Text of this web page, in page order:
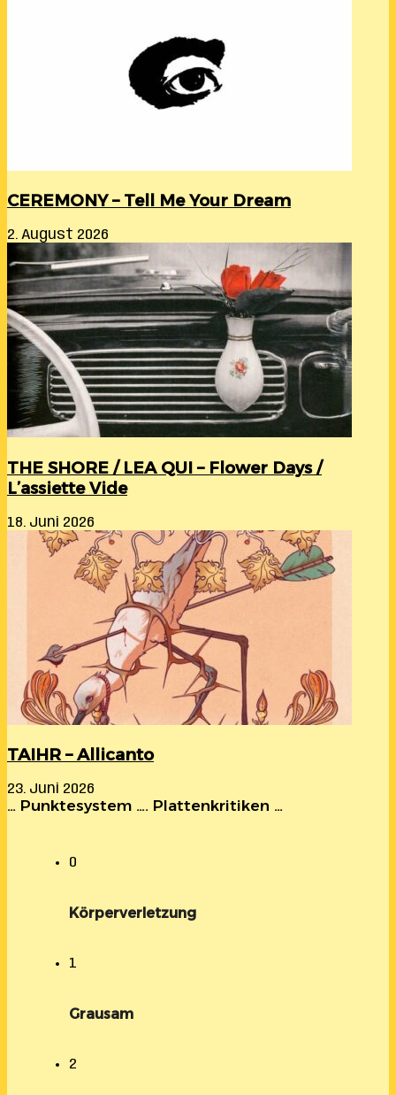
CEREMONY – Tell Me Your Dream
2. August 2026
THE SHORE / LEA QUI – Flower Days /
L’assiette Vide
18. Juni 2026
TAIHR – Allicanto
23. Juni 2026
… Punktesystem …. Plattenkritiken …
0
Körperverletzung
1
Grausam
2